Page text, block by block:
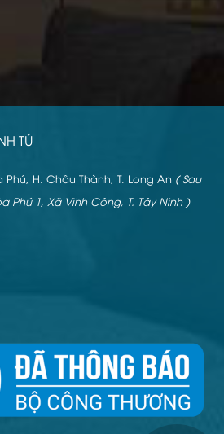
TÚ
Phú, H. Châu Thành, T. Long An ( Sau
Phú 1, Xã Vĩnh Công, T. Tây Ninh )